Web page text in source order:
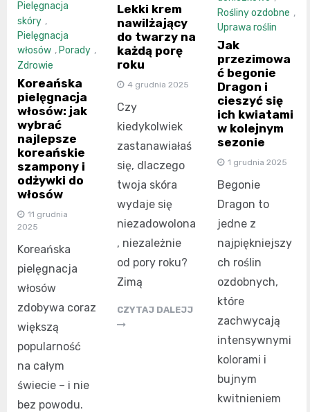
Pielęgnacja
skóry ,
Pielęgnacja
włosów , Porady ,
Zdrowie
Koreańska
pielęgnacja
włosów: jak
wybrać
najlepsze
koreańskie
szampony i
odżywki do
włosów
11 grudnia
2025
Koreańska
pielęgnacja
włosów
zdobywa coraz
większą
popularność
na całym
świecie – i nie
bez powodu.
Lekki krem
nawilżający
do twarzy na
każdą porę
roku
4 grudnia 2025
Czy
kiedykolwiek
zastanawiałaś
się, dlaczego
twoja skóra
wydaje się
niezadowolona
, niezależnie
od pory roku?
Zimą
CZYTAJ DALEJJ
Rośliny ozdobne ,
Uprawa roślin
Jak
przezimowa
ć begonie
Dragon i
cieszyć się
ich kwiatami
w kolejnym
sezonie
1 grudnia 2025
Begonie
Dragon to
jedne z
najpiękniejszy
ch roślin
ozdobnych,
które
zachwycają
intensywnymi
kolorami i
bujnym
kwitnieniem